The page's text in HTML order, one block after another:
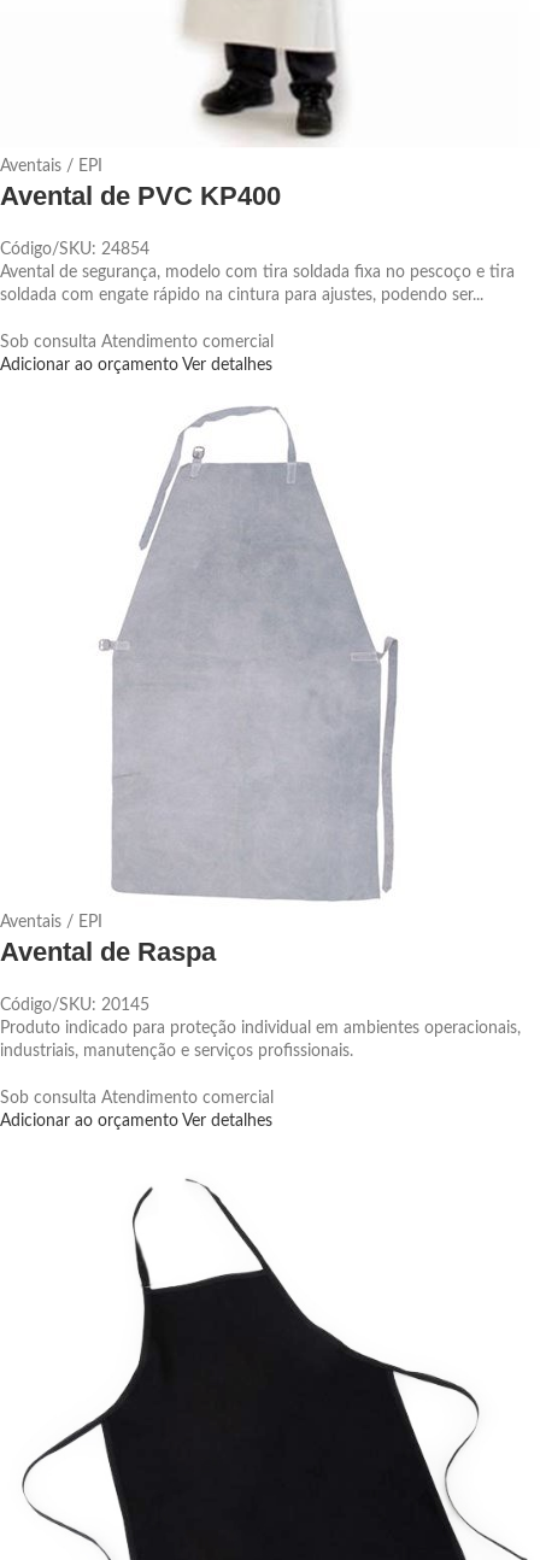
Aventais / EPI
Avental de PVC KP400
Código/SKU: 24854
Avental de segurança, modelo com tira soldada fixa no pescoço e tira
soldada com engate rápido na cintura para ajustes, podendo ser...
Sob consulta Atendimento comercial
Adicionar ao orçamento Ver detalhes
Aventais / EPI
Avental de Raspa
Código/SKU: 20145
Produto indicado para proteção individual em ambientes operacionais,
industriais, manutenção e serviços profissionais.
Sob consulta Atendimento comercial
Adicionar ao orçamento Ver detalhes